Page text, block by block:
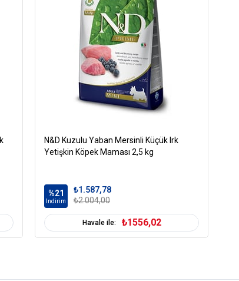
N&D Kuzulu Yaban Mersinli Küçük Irk
Yetişkin Köpek Maması 2,5 kg
%21
İndirim
₺1.587,78
₺2.004,00
Havale ile: ₺1556,02